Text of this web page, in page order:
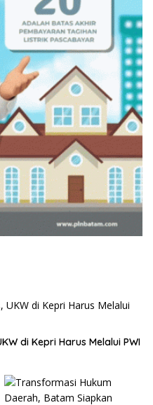
di Kepri Harus Melalui PWI